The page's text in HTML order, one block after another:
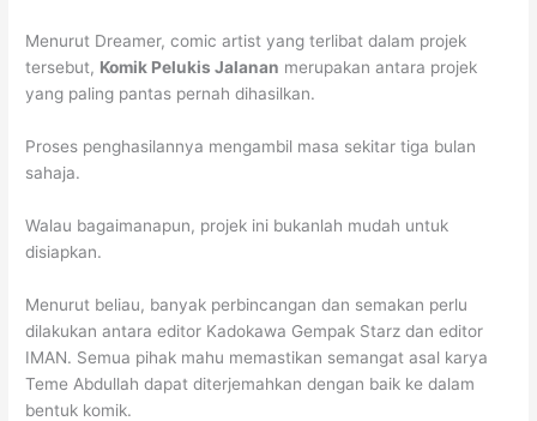
Menurut Dreamer, comic artist yang terlibat dalam projek
tersebut, Komik Pelukis Jalanan merupakan antara projek
yang paling pantas pernah dihasilkan.
Proses penghasilannya mengambil masa sekitar tiga bulan
sahaja.
Walau bagaimanapun, projek ini bukanlah mudah untuk
disiapkan.
Menurut beliau, banyak perbincangan dan semakan perlu
dilakukan antara editor Kadokawa Gempak Starz dan editor
IMAN. Semua pihak mahu memastikan semangat asal karya
Teme Abdullah dapat diterjemahkan dengan baik ke dalam
bentuk komik.